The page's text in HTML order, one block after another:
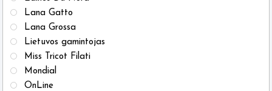
Lana Gatto
Lana Grossa
Lietuvos gamintojas
Miss Tricot Filati
Mondial
OnLine